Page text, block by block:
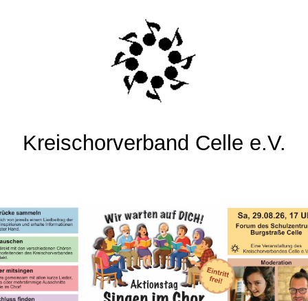
Kreischorverband Celle e.V.